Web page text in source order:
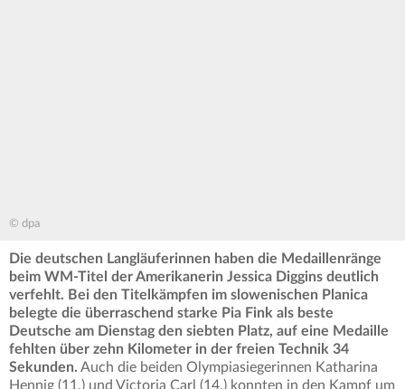
© dpa
Die deutschen Langläuferinnen haben die Medaillenränge
beim WM-Titel der Amerikanerin Jessica Diggins deutlich
verfehlt. Bei den Titelkämpfen im slowenischen Planica
belegte die überraschend starke Pia Fink als beste
Deutsche am Dienstag den siebten Platz, auf eine Medaille
fehlten über zehn Kilometer in der freien Technik 34
Sekunden. Auch die beiden Olympiasiegerinnen Katharina
Hennig (11.) und Victoria Carl (14.) konnten in den Kampf um